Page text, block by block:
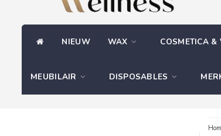
NIEUW WAX COSMETICA &
MEUBILAIR DISPOSABLES